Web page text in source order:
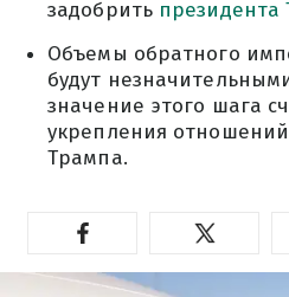
задобрить президента
Объемы обратного
будут
значение этого шага
укрепления
Трампа.